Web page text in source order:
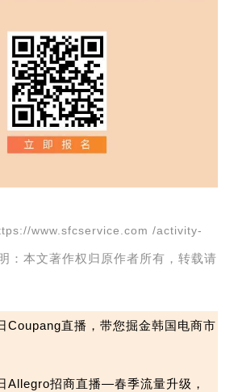
www.sfcservice.com /activity-
：本文著作权归原作者所有，转载请
Coupang直播，带您掘金韩国电商市
Allegro招商直播—春季流量升级，